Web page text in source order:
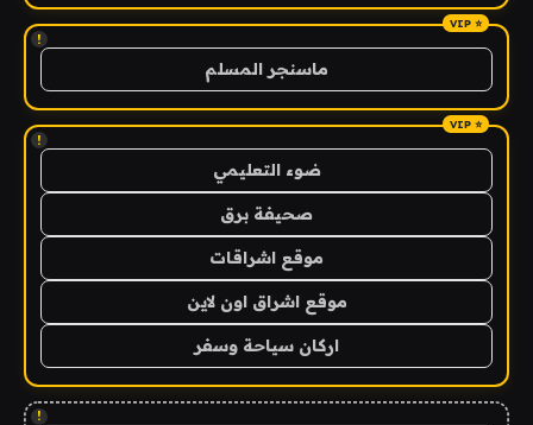
!
ماسنجر المسلم
!
ضوء التعليمي
صحيفة برق
موقع اشراقات
موقع اشراق اون لاين
اركان سياحة وسفر
!